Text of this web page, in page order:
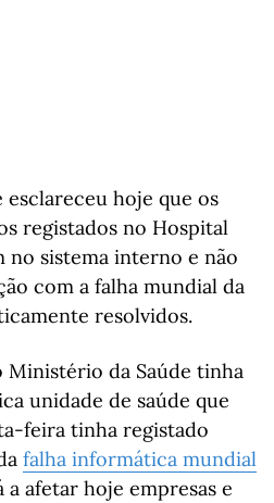
hoje que os
registados no Hospital
no sistema interno e não
com a falha mundial da
resolvidos.
da Saúde tinha
unidade de saúde que
feira tinha registado
falha informática mundial
a afetar hoje empresas e